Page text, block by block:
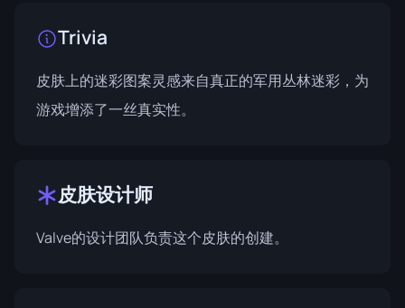
Trivia
皮肤上的迷彩图案灵感来自真正的军用丛林迷彩，为
游戏增添了一丝真实性。
皮肤设计师
Valve的设计团队负责这个皮肤的创建。